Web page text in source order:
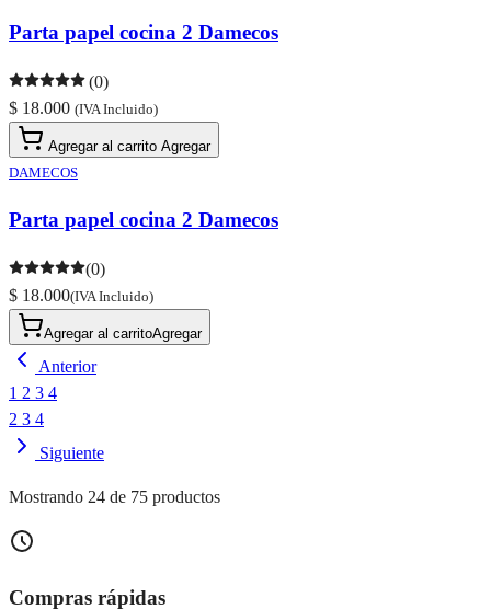
Parta papel cocina 2 Damecos
(0)
$ 18.000 (IVA Incluido)
Agregar al carrito Agregar
DAMECOS
Parta papel cocina 2 Damecos
(0)
$ 18.000(IVA Incluido)
Agregar al carritoAgregar
Anterior
1 2 3 4
2 3 4
Siguiente
Mostrando 24 de 75 productos
Compras rápidas